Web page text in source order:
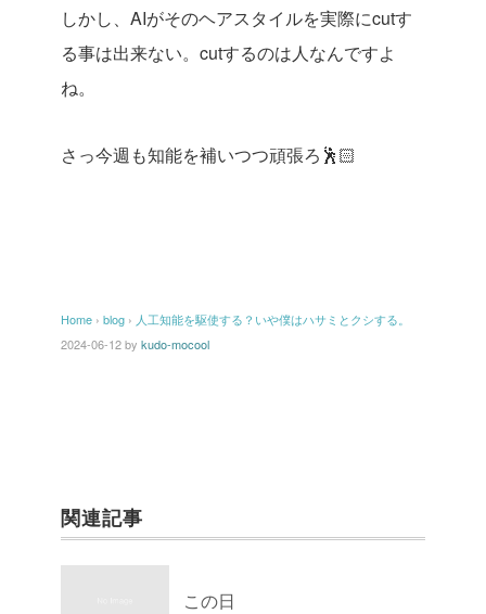
しかし、AIがそのヘアスタイルを実際にcutす
る事は出来ない。cutするのは人なんですよ
ね。
さっ今週も知能を補いつつ頑張ろ🕺🏻
Home › blog › 人工知能を駆使する？いや僕はハサミとクシする。
2024-06-12by kudo-mocool
関連記事
この日